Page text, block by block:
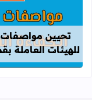
تحيين مواصفات
للهيئات العاملة